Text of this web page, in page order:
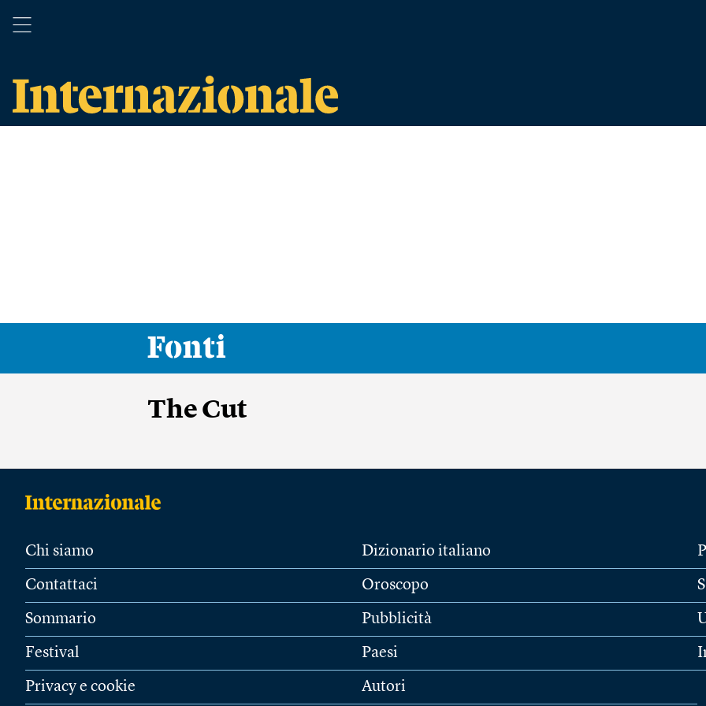
Fonti
The Cut
Chi siamo
Contattaci
Sommario
Festival
Privacy e cookie
Dizionario italiano
Oroscopo
Pubblicità
Paesi
Autori